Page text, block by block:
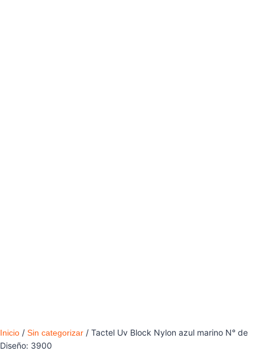
Inicio / Sin categorizar / Tactel Uv Block Nylon azul marino N° de
Diseño: 3900